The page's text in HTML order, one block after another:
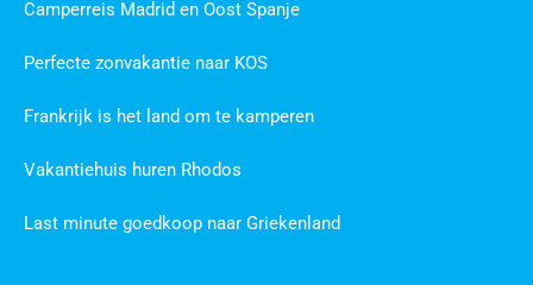
Camperreis Madrid en Oost Spanje
Perfecte zonvakantie naar KOS
Frankrijk is het land om te kamperen
Vakantiehuis huren Rhodos
Last minute goedkoop naar Griekenland